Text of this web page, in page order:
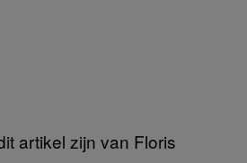
artikel zijn van Floris